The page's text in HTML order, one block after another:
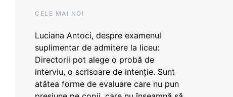
CELE MAI NOI
Luciana Antoci, despre examenul
suplimentar de admitere la liceu:
Directorii pot alege o probă de
interviu, o scrisoare de intenție. Sunt
atâtea forme de evaluare care nu pun